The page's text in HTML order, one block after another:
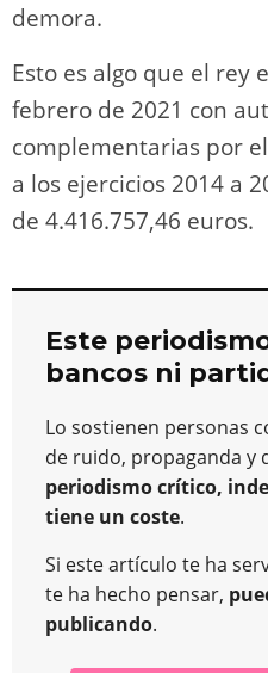
demora.
Esto es algo que el rey
febrero de 2021 con
complementarias por
a los ejercicios 2014 a
de 4.416.757,46 euros.
Este
bancos ni
Lo sostienen personas
de ruido, propaganda y
periodismo crítico,
tiene un coste.
Si este artículo te ha
te ha hecho pensar,
publicando.